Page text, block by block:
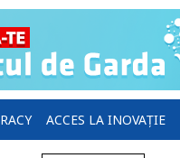
ACCES LA INOVAȚIE